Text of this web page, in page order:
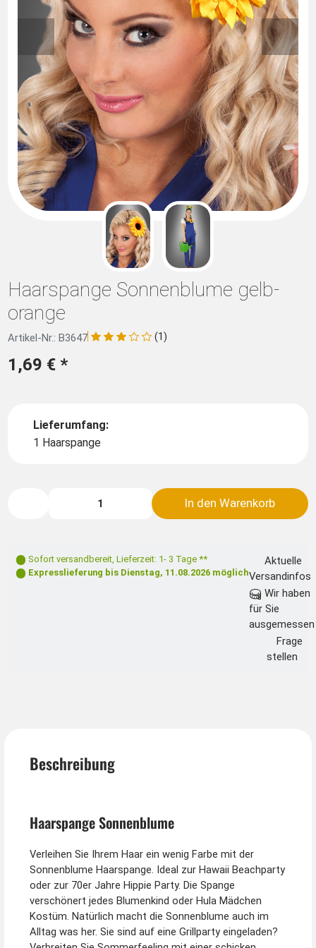
Haarspange Sonnenblume gelb-
orange
Artikel-Nr.: B3647 (1)
1,69 € *
Lieferumfang:
1 Haarspange
In den Warenkorb
Sofort versandbereit, Lieferzeit: 1- 3 Tage **
Expresslieferung bis Dienstag, 11.08.2026 möglich
Aktuelle
Versandinfos
für Sie
ausgemessen
Frage
stellen
Beschreibung
Haarspange Sonnenblume
Verleihen Sie Ihrem Haar ein wenig Farbe mit der
Sonnenblume Haarspange. Ideal zur Hawaii Beachparty
oder zur 70er Jahre Hippie Party. Die Spange
verschönert jedes Blumenkind oder Hula Mädchen
Kostüm. Natürlich macht die Sonnenblume auch im
Alltag was her. Sie sind auf eine Grillparty eingeladen?